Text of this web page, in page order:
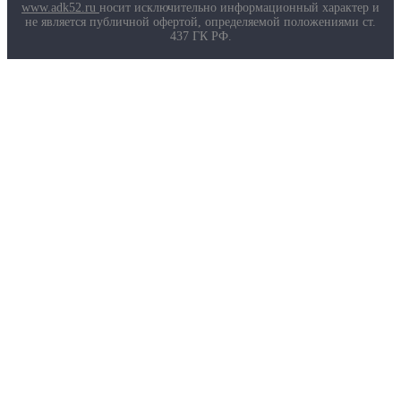
Маркировка противогазов
Основные ТР ТС, ГОСТ и ТУ
www.adk52.ru носит исключительно информационный характер и
не является публичной офертой, определяемой положениями ст.
437 ГК РФ.